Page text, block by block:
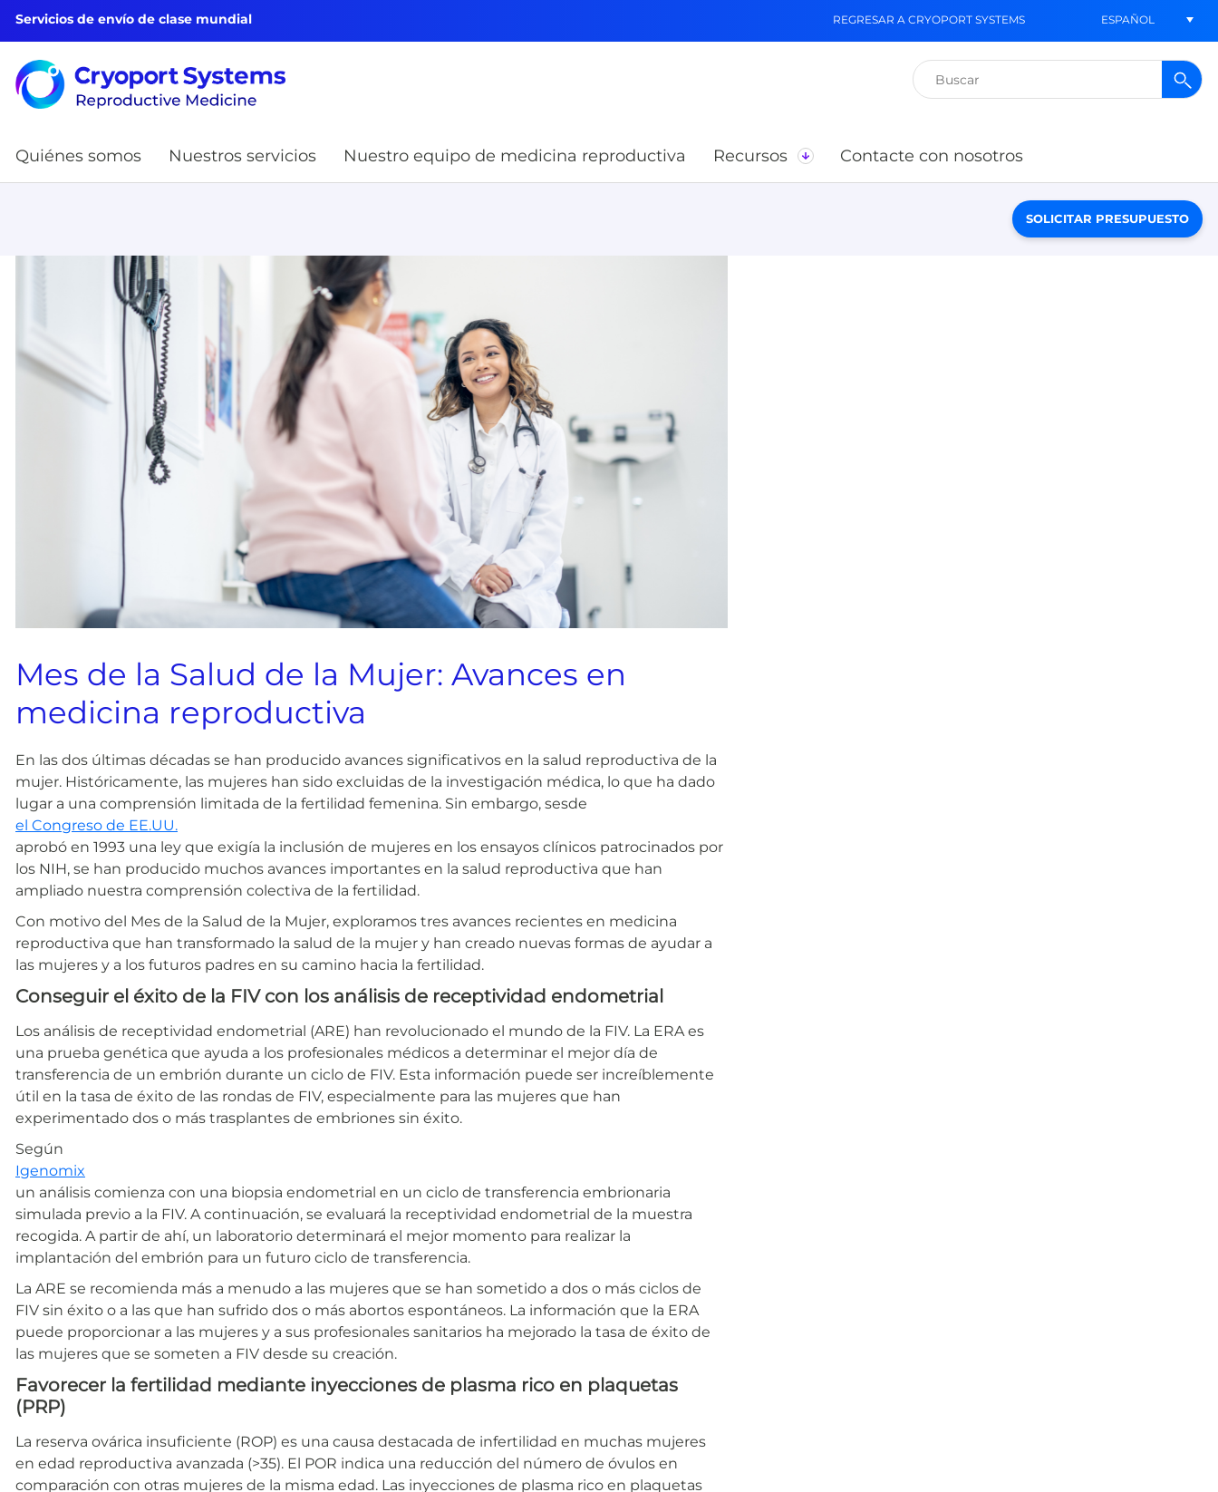
Servicios de envío de clase mundial REGRESAR A CRYOPORT SYSTEMS ESPAÑOL
Buscar:
Quiénes somos Nuestros servicios Nuestro equipo de medicina reproductiva Recursos Contacte con nosotros
SOLICITAR PRESUPUESTO
Mes de la Salud de la Mujer: Avances en
medicina reproductiva
En las dos últimas décadas se han producido avances significativos en la salud reproductiva de la
mujer. Históricamente, las mujeres han sido excluidas de la investigación médica, lo que ha dado
lugar a una comprensión limitada de la fertilidad femenina. Sin embargo, sesde
el Congreso de EE.UU.
aprobó en 1993 una ley que exigía la inclusión de mujeres en los ensayos clínicos patrocinados por
los NIH, se han producido muchos avances importantes en la salud reproductiva que han
ampliado nuestra comprensión colectiva de la fertilidad.
Con motivo del Mes de la Salud de la Mujer, exploramos tres avances recientes en medicina
reproductiva que han transformado la salud de la mujer y han creado nuevas formas de ayudar a
las mujeres y a los futuros padres en su camino hacia la fertilidad.
Conseguir el éxito de la FIV con los análisis de receptividad endometrial
Los análisis de receptividad endometrial (ARE) han revolucionado el mundo de la FIV. La ERA es
una prueba genética que ayuda a los profesionales médicos a determinar el mejor día de
transferencia de un embrión durante un ciclo de FIV. Esta información puede ser increíblemente
útil en la tasa de éxito de las rondas de FIV, especialmente para las mujeres que han
experimentado dos o más trasplantes de embriones sin éxito.
Según
Igenomix
un análisis comienza con una biopsia endometrial en un ciclo de transferencia embrionaria
simulada previo a la FIV. A continuación, se evaluará la receptividad endometrial de la muestra
recogida. A partir de ahí, un laboratorio determinará el mejor momento para realizar la
implantación del embrión para un futuro ciclo de transferencia.
La ARE se recomienda más a menudo a las mujeres que se han sometido a dos o más ciclos de
FIV sin éxito o a las que han sufrido dos o más abortos espontáneos. La información que la ERA
puede proporcionar a las mujeres y a sus profesionales sanitarios ha mejorado la tasa de éxito de
las mujeres que se someten a FIV desde su creación.
Favorecer la fertilidad mediante inyecciones de plasma rico en plaquetas
(PRP)
La reserva ovárica insuficiente (ROP) es una causa destacada de infertilidad en muchas mujeres
en edad reproductiva avanzada (>35). El POR indica una reducción del número de óvulos en
comparación con otras mujeres de la misma edad. Las inyecciones de plasma rico en plaquetas